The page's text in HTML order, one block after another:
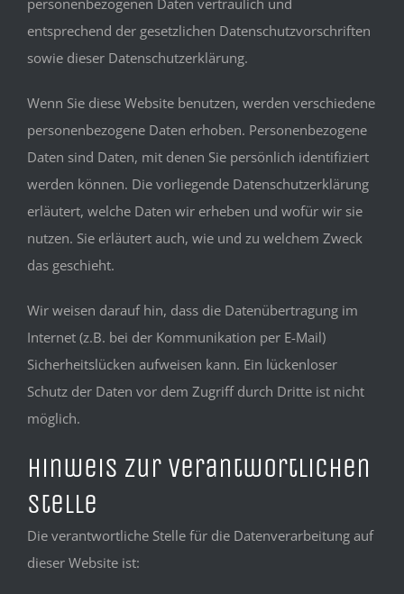
entsprechend der gesetzlichen Datenschutzvorschriften
sowie dieser Datenschutzerklärung.
Wenn Sie diese Website benutzen, werden verschiedene
personenbezogene Daten erhoben. Personenbezogene
Daten sind Daten, mit denen Sie persönlich identifiziert
werden können. Die vorliegende Datenschutzerklärung
erläutert, welche Daten wir erheben und wofür wir sie
nutzen. Sie erläutert auch, wie und zu welchem Zweck
das geschieht.
Wir weisen darauf hin, dass die Datenübertragung im
Internet (z.B. bei der Kommunikation per E-Mail)
Sicherheitslücken aufweisen kann. Ein lückenloser
Schutz der Daten vor dem Zugriff durch Dritte ist nicht
möglich.
Hinweis zur verantwortlichen
Stelle
Die verantwortliche Stelle für die Datenverarbeitung auf
dieser Website ist: